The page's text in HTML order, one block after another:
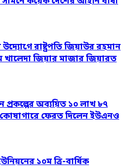
রাষ্ট্রপতি জিয়াউর রহমান
খালেদা জিয়ার মাজার জিয়ারত
প্রকল্পের অব্যয়িত ১০ লাখ ৮৭
কোষাগারে ফেরত দিলেন ইউএনও
১০ম ত্রি-বার্ষিক